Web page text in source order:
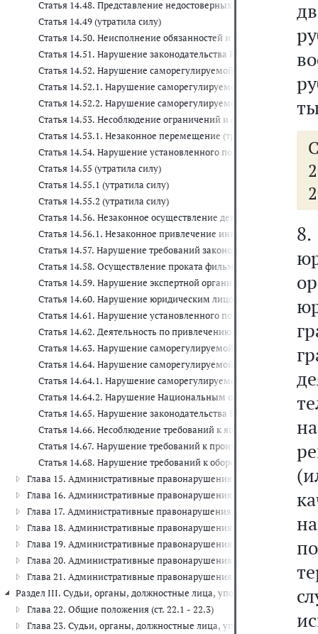
Статья 14.48. Представление недостоверных результатов
Статья 14.49 (утратила силу)
Статья 14.50. Неисполнение обязанностей и требований при
Статья 14.51. Нарушение законодательства Российской
Статья 14.52. Нарушение саморегулируемой организацией
Статья 14.52.1. Нарушение саморегулируемой организацией
Статья 14.52.2. Нарушение саморегулируемой организацией
Статья 14.53. Несоблюдение ограничений и (или) нарушение
Статья 14.53.1. Незаконное перемещение (транспортировка)
Статья 14.54. Нарушение установленного порядка проведения
Статья 14.55 (утратила силу)
Статья 14.55.1 (утратила силу)
Статья 14.55.2 (утратила силу)
Статья 14.56. Незаконное осуществление деятельности по
Статья 14.56.1. Незаконное привлечение инвестиций
Статья 14.57. Нарушение требований законодательства о
Статья 14.58. Осуществление проката фильма и (или) показа
Статья 14.59. Нарушение экспертной организацией
Статья 14.60. Нарушение юридическим лицом,
Статья 14.61. Нарушение установленного порядка
Статья 14.62. Деятельность по привлечению денежных
Статья 14.63. Нарушение саморегулируемой организацией в
Статья 14.64. Нарушение саморегулируемой организацией в
Статья 14.64.1. Нарушение саморегулируемой организацией
Статья 14.64.2. Нарушение Национальным объединением
Статья 14.65. Нарушение законодательства Российской
Статья 14.66. Несоблюдение требований к ящикам для сбора
Статья 14.67. Нарушение требований к производству или
Статья 14.68. Нарушение требований к обороту метанола и
Глава 15. Административные правонарушения в области
Глава 16. Административные правонарушения в области
Глава 17. Административные правонарушения, посягающие на
Глава 18. Административные правонарушения в области защиты
Глава 19. Административные правонарушения против порядка
Глава 20. Административные правонарушения, посягающие на
Глава 21. Административные правонарушения в области
Раздел III. Судьи, органы, должностные лица, уполномоченные
Глава 22. Общие положения (ст. 22.1 - 22.3)
Глава 23. Судьи, органы, должностные лица, уполномоченные